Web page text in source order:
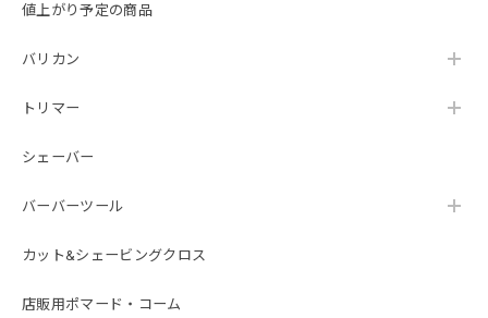
値上がり予定の商品
バリカン
トリマー
シェーバー
バーバーツール
カット&シェービングクロス
店販用ポマード・コーム